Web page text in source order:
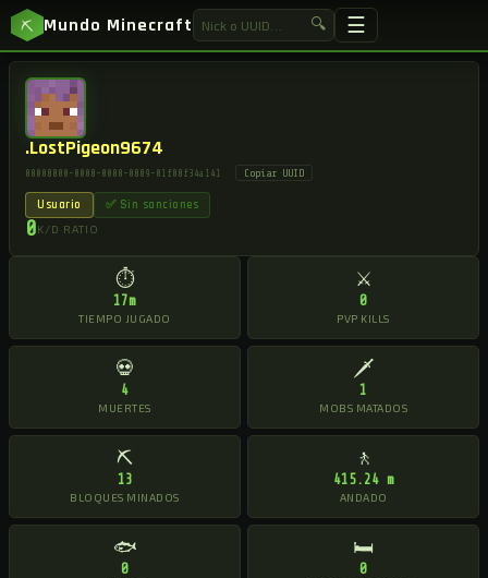
⛏ Mundo Minecraft 🔍 ☰
.LostPigeon9674
00000000-0000-0000-0009-01f00f34a141 Copiar UUID
Usuario ✅ Sin sanciones
0K/D RATIO
⏱
17m
TIEMPO JUGADO
⚔
0
PVP KILLS
💀
4
MUERTES
🗡
1
MOBS MATADOS
⛏
13
BLOQUES MINADOS
🚶
415.24 m
ANDADO
🐟
0
🛏
0